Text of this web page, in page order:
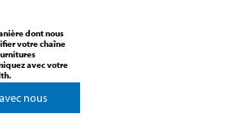
dont nous
votrechaîne
avec votre
.
nous